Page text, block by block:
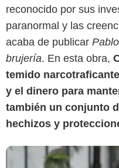
reconocido por sus
paranormal y las
acaba de publicar
brujería. En esta obra,
temido
y el dinero para
también un conjunto
hechizos y